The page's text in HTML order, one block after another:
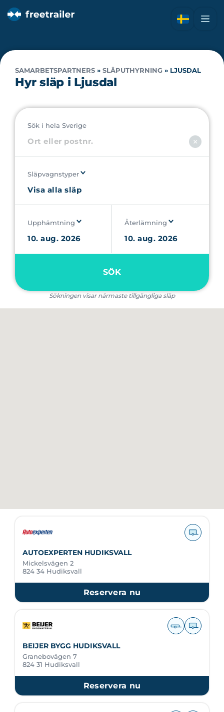
SAMARBETSPARTNERS » SLÄPUTHYRNING » LJUSDAL
Hyr släp i Ljusdal
Sök i hela Sverige
Släpvagnstyper
Upphämtning Återlämning
SÖK
Sökningen visar närmaste tillgängliga släp
AUTOEXPERTEN HUDIKSVALL
Mickelsvägen 2
824 34 Hudiksvall
Reservera nu
BEIJER BYGG HUDIKSVALL
Granebovägen 7
824 31 Hudiksvall
Reservera nu